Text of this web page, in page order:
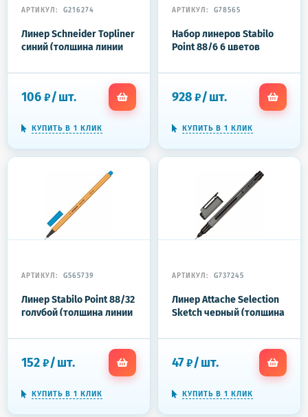
АРТИКУЛ: G216274
Линер Schneider Topliner
синий (толщина линии
106 ₽/шт.
КУПИТЬ В 1 КЛИК
АРТИКУЛ: G78565
Набор линеров Stabilo
Point 88/6 6 цветов
928 ₽/шт.
КУПИТЬ В 1 КЛИК
АРТИКУЛ: G565739
Линер Stabilo Point 88/32
голубой (толщина линии
152 ₽/шт.
КУПИТЬ В 1 КЛИК
АРТИКУЛ: G737245
Линер Attache Selection
Sketch черный (толщина
47 ₽/шт.
КУПИТЬ В 1 КЛИК